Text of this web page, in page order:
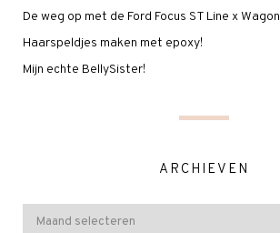
De weg op met de Ford Focus ST Line x Wagon
Haarspeldjes maken met epoxy!
Mijn echte BellySister!
ARCHIEVEN